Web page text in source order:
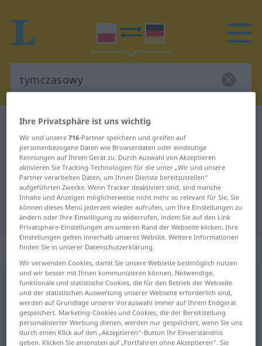
Polnisch-Deutsch Wörterbuch
Polnisch-Deutsch Übersetzung für
"tymczasowy"
"tymczasowy" Deutsch
Übersetzung
„tymczasowy“
tymczasowy <-wo>
Übersicht aller Übersetzungen
(Für mehr Details die Übersetzung anklicken/antippen)
vorläufig
Ihre Privatsphäre ist uns wichtig
Wir und unsere716-Partner speichern und greifen auf
personenbezogene Daten wie Browserdaten oder eindeutige
Kennungen auf Ihrem Gerät zu. Durch Auswahl von Akzeptieren
aktivieren Sie Tracking-Technologien für die unter „Wir und unsere
Partner verarbeiten Daten, um Ihnen Dienste bereitzustellen“
aufgeführten Zwecke. Wenn Tracker deaktiviert sind, sind manche
Inhalte und Anzeigen möglicherweise nicht mehr so relevant für Sie. Sie
können dieses Menü jederzeit wieder aufrufen, um Ihre Einstellungen zu
ändern oder Ihre Einwilligung zu widerrufen, indem Sie auf den Link
Privatsphäre-Einstellungen am unteren Rand der Webseite klicken. Ihre
Einstellungen gelten innerhalb unseres Website. Weitere Informationen
finden Sie in unserer Datenschutzerklärung.
Wir verwenden Cookies, damit Sie unsere Webseite bestmöglich nutzen
und wir besser mit Ihnen kommunizieren können. Notwendige,
funktionale und statistische Cookies, die für den Betrieb der Webseite
und der statistischen Auswertung unserer Webseite erforderlich sind,
werden auf Grundlage unserer Vorauswahl immer auf Ihrem Endgerät
gespeichert. Marketing-Cookies und Cookies, die der Bereitstellung
personalisierter Werbung dienen, werden nur gespeichert, wenn Sie uns
durch einen Klick auf den „Akzeptieren“-Button Ihr Einverständnis
geben. Klicken Sie ansonsten auf „Fortfahren ohne Akzeptieren“. Sie